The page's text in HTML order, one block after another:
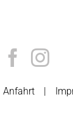
Anfahrt